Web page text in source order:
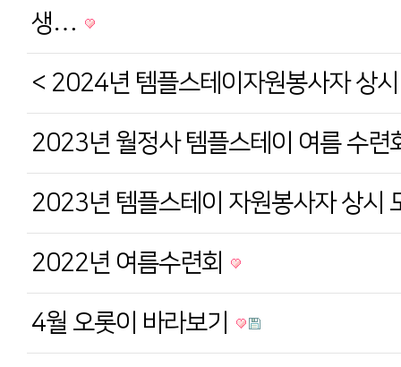
생…
< 2024년 템플스테이자원봉사자 상
2023년 월정사 템플스테이 여름 수련
2023년 템플스테이 자원봉사자 상시
2022년 여름수련회
4월 오롯이 바라보기